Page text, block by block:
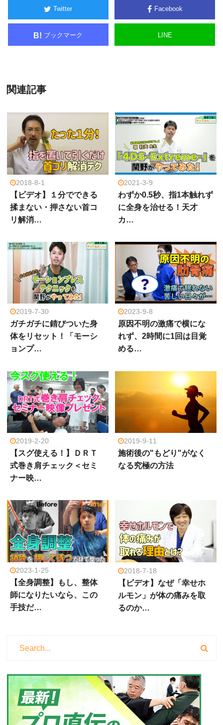
Twitter Facebook
B! ブックマーク LINE
関連記事
2018-8-1
【ビデオ】１分でできる
揉まない・押さない首コ
リ解消…
2021-3-9
わずか0.5秒、指1本触れず
に全身を治せる！天才
カ…
2019-7-30
ガチガチに錆びついた身
体をリセット！「モーシ
ョンプ…
2023-9-8
原因不明の激痛で横にな
れず、2時間に1回は目覚
める…
2019-2-20
【スグ使える！】ＤＲＴ
式巻き肩チェック＜セミ
ナー映…
2019-9-11
施術後の"もどり"がなく
なる究極の方法
2023-1-25
【全身調整】もし、整体
師になりたいなら、この
手技だ…
2018-7-18
【ビデオ】なぜ「幸せホ
ルモン」が体の痛みを取
るのか…